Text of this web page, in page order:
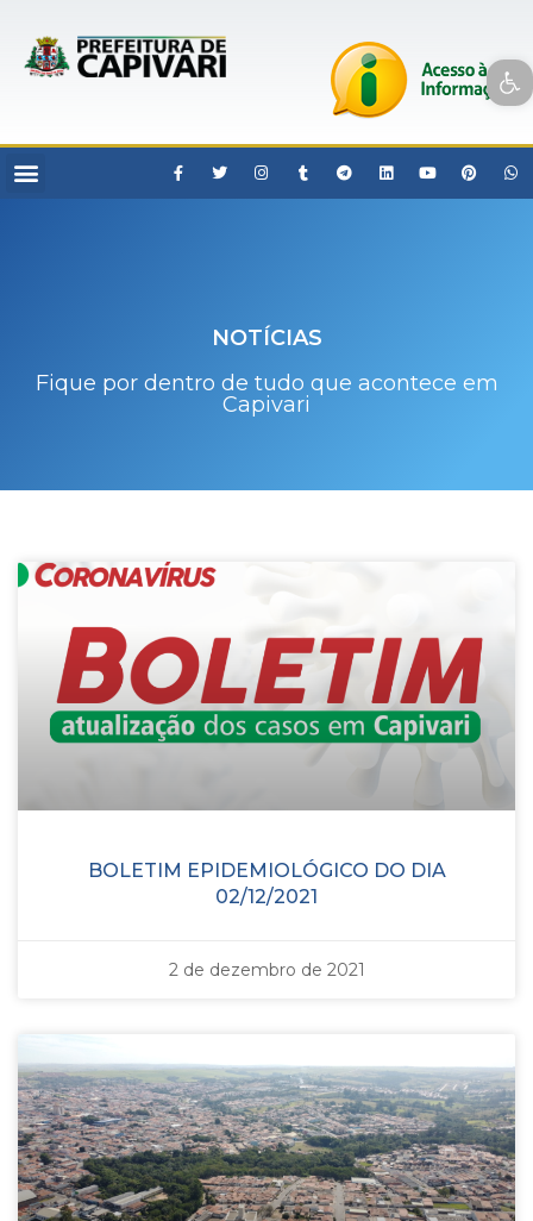
Open toolbar
NOTÍCIAS
Fique por dentro de tudo que acontece em
Capivari
BOLETIM EPIDEMIOLÓGICO DO DIA
02/12/2021
2 de dezembro de 2021